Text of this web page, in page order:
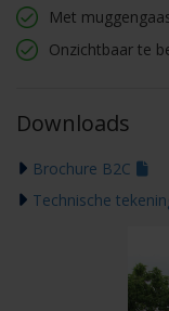
Met
Onzichtbaar te
Downloads
Brochure B2C
Technische